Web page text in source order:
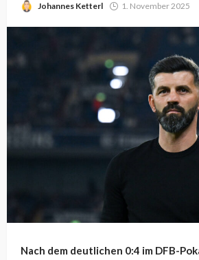
Johannes Ketterl 1. November 2025
Nach dem deutlichen 0:4 im DFB-